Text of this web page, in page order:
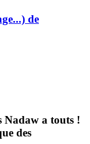
de
Nadaw a touts !
des